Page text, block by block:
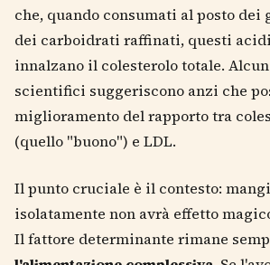
che, quando consumati al posto dei
dei carboidrati raffinati, questi
innalzano il colesterolo totale.
scientifici suggeriscono anzi che
miglioramento del rapporto tra
(quello "buono") e LDL.
Il punto cruciale è il contesto:
isolatamente non avrà effetto
Il fattore determinante rimane